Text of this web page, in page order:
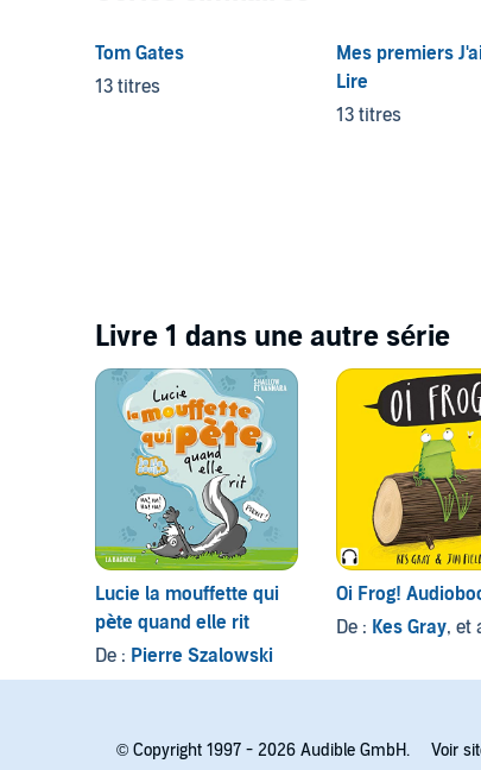
Tom Gates
13 titres
Mes premiers
Lire
13 titres
Livre 1 dans une autre série
Lucie la mouffette qui
pète quand elle rit
De : Pierre Szalowski
Oi Frog!
De : Kes Gray, et
© Copyright 1997 - 2026 Audible GmbH. Voir